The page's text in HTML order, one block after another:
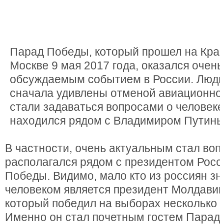
Парад Победы, который прошел на
Москве 9 мая 2017 года, оказался
обсуждаемым событием в России.
сначала удивлены отменой
стали задаваться вопросами о
находился рядом с Владимиром
В частности, очень актуальным стал
располагался рядом с президентом
Победы. Видимо, мало кто из россиян
человеком является президент
который победил на выборах
Именно он стал почетным гостем